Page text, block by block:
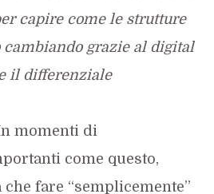
capire come le strutture
grazie al digital
il differenziale
momenti di
come questo,
fare “semplicemente”